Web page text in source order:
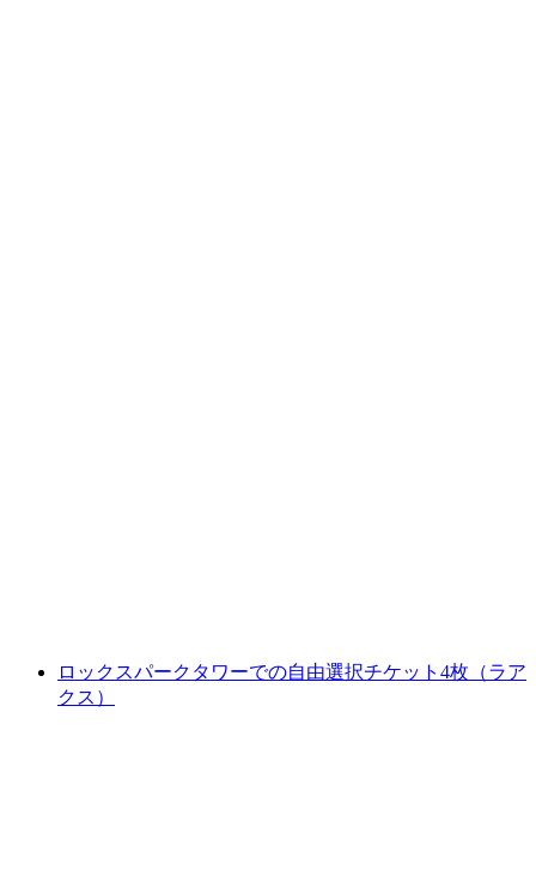
ロックスパークタワーでの自由選択チケット4枚（ラア
クス）